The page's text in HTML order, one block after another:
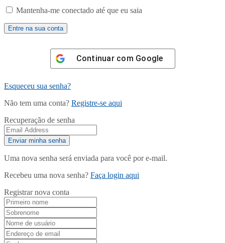
Mantenha-me conectado até que eu saia
Continuar com Google
Esqueceu sua senha?
Não tem uma conta? Registre-se aqui
Recuperação de senha
Uma nova senha será enviada para você por e-mail.
Recebeu uma nova senha? Faça login aqui
Registrar nova conta